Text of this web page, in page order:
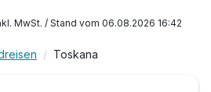
MwSt. / Stand vom 06.08.2026 16:42
Toskana